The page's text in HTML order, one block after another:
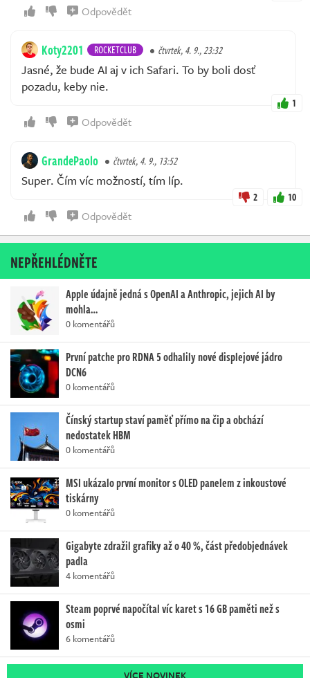
Odpovědět
Koty2201 ROCKETCLUB čtvrtek, 4. 9., 23:32
Jasné, že bude AI aj v ich Safari. To by boli dosť
pozadu, keby nie.
1
Odpovědět
GrandePaolo čtvrtek, 4. 9., 13:52
Super. Čím víc možností, tím líp.
2 10
Odpovědět
NEPŘEHLÉDNĚTE
Apple údajně jedná s OpenAI a Anthropic, jejich AI by
mohla…
0 komentářů
První patche pro RDNA 5 odhalily nové displejové jádro
DCN6
0 komentářů
Čínský startup staví paměť přímo na čip a obchází
nedostatek HBM
0 komentářů
MSI ukázalo první monitor s OLED panelem z inkoustové
tiskárny
0 komentářů
Gigabyte zdražil grafiky až o 40 %, část předobjednávek
padla
4 komentářů
Steam poprvé napočítal víc karet s 16 GB paměti než s
osmi
6 komentářů
VÍCE NOVINEK